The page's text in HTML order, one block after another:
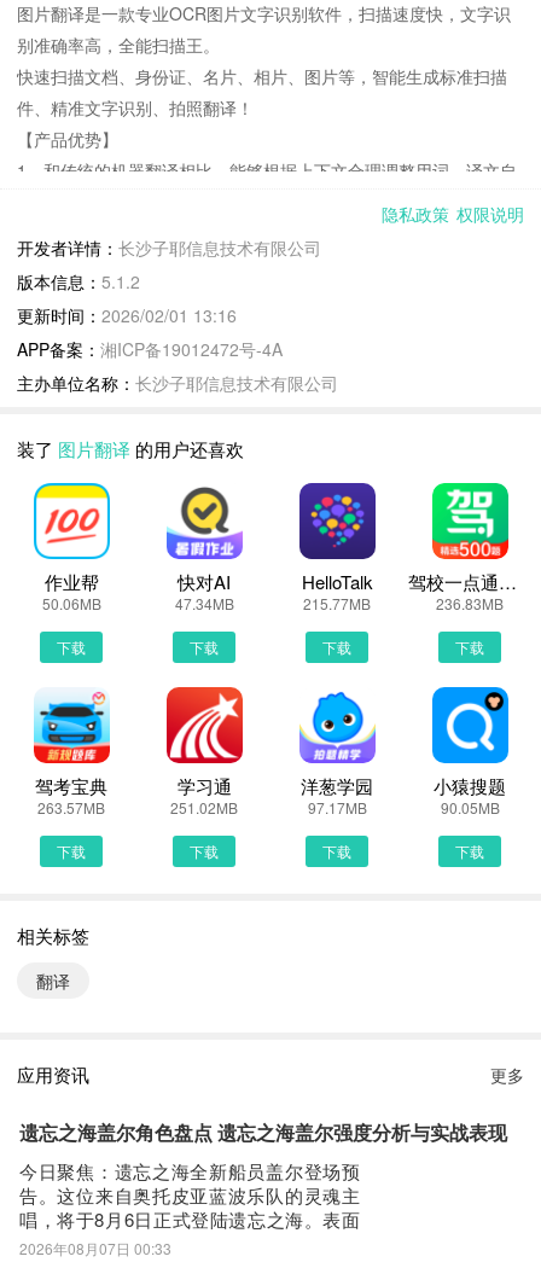
图片翻译是一款专业OCR图片文字识别软件，扫描速度快，文字识
别准确率高，全能扫描王。
快速扫描文档、身份证、名片、相片、图片等，智能生成标准扫描
件、精准文字识别、拍照翻译！
【产品优势】
1、和传统的机器翻译相比，能够根据上下文合理调整用词，译文自
3、选择或者拍一张带有文字的照片，选取需要扫描识别区域，文本
就会立刻识别呈现
4、任何印刷文本或者图片文本都能扫描识别，并支持翻译、编辑、
分享
5、快速识别文字并转换，工作、出国旅行不可缺少
1、文本翻译：支持中文、英语、日语、韩语、泰语、德语、俄语、
法语、西班牙语等28种热门语言互译，口语&旅游领域翻译处于业界
领先，覆盖所有常用语种发音服务。
2、拍照翻译：目前已支持中文、英语、日语、韩语、法语、西班牙
语、俄语、葡萄牙语、德语、意大利语10个语种的识别和互译，一
键拍照，立现翻译结果。
3、离线翻译：运用领先的离线翻译技术，为用户提供优质的翻译结
4、对话翻译：实时语音翻译，与外国人无障碍沟通，支持中、英语
音输入。
图片翻译更新说明：
更稳定、更优质，邀您一起体验。
下载图片翻译到手机上面的方法有很多。 安卓系统的手机可以在豌
豆荚或者PP助手等手机助手里面一键下载安装！也可以通过电脑端
片翻译5.1.2
首先，我们手机里要有一个浏览器，小编比较喜欢用UC浏览器，当
然可以用手机都是自带网页浏览器的，我这边使用的是华为手机下载
最新图片翻译
第二步：
打开UC浏览器或者自带浏览器，我们在地址栏上直接输入最新图片
隐私政策 权限说明
开发者详情： 长沙子耶信息技术有限公司
版本信息： 5.1.2
更新时间： 2026/02/01 13:16
APP备案： 湘ICP备19012472号-4A
主办单位名称： 长沙子耶信息技术有限公司
装了 图片翻译 的用户还喜欢
作业帮
50.06MB
下载
快对AI
47.34MB
下载
HelloTalk
215.77MB
下载
驾校一点通极速版
236.83MB
下载
驾考宝典
263.57MB
下载
学习通
251.02MB
下载
洋葱学园
97.17MB
下载
小猿搜题
90.05MB
下载
相关标签
翻译
应用资讯 更多
遗忘之海盖尔角色盘点 遗忘之海盖尔强度分析与实战表现
今日聚焦：遗忘之海全新船员盖尔登场预
告。这位来自奥托皮亚蓝波乐队的灵魂主
唱，将于8月6日正式登陆遗忘之海。表面
是手持木吉他穿行于街巷的流浪艺人，实
2026年08月07日 00:33